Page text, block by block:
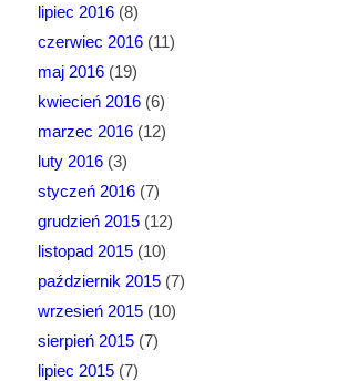
lipiec 2016(8)
czerwiec 2016(11)
maj 2016(19)
kwiecień 2016(6)
marzec 2016(12)
luty 2016(3)
styczeń 2016(7)
grudzień 2015(12)
listopad 2015(10)
październik 2015(7)
wrzesień 2015(10)
sierpień 2015(7)
lipiec 2015(7)